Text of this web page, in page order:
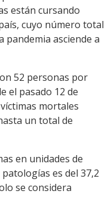
están cursando
cuyo número total
pandemia asciende a
52 personas por
el pasado 12 de
mortales
un total de
en unidades de
es del 37,2
se considera